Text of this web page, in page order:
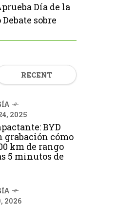
Día de la
sobre
RECENT
2025
BYD
grabación cómo
km de rango
5 minutos de
2026